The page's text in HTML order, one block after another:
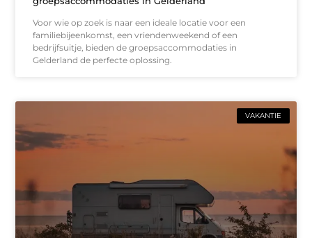
Voor wie op zoek is naar een ideale locatie voor een
familiebijeenkomst, een vriendenweekend of een
bedrijfsuitje, bieden de groepsaccommodaties in
Gelderland de perfecte oplossing.
VAKANTIE